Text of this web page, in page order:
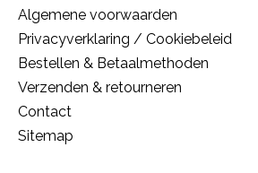
Algemene voorwaarden
Privacyverklaring / Cookiebeleid
Bestellen & Betaalmethoden
Verzenden & retourneren
Contact
Sitemap